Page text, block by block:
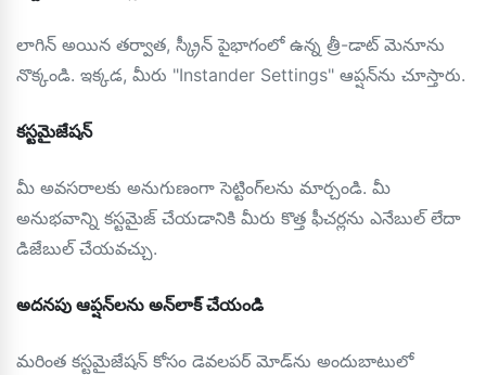
లాగిన్ అయిన తర్వాత, స్క్రీన్ పైభాగంలో ఉన్న త్రీ-డాట్ మెనూను
నొక్కండి. ఇక్కడ, మీరు "Instander Settings" ఆప్షన్‌ను చూస్తారు.
కస్టమైజేషన్
మీ అవసరాలకు అనుగుణంగా సెట్టింగ్‌లను మార్చండి. మీ
అనుభవాన్ని కస్టమైజ్ చేయడానికి మీరు కొత్త ఫీచర్లను ఎనేబుల్ లేదా
డిజేబుల్ చేయవచ్చు.
అదనపు ఆప్షన్‌లను అన్‌లాక్ చేయండి
మరింత కస్టమైజేషన్ కోసం డెవలపర్ మోడ్‌ను అందుబాటులో